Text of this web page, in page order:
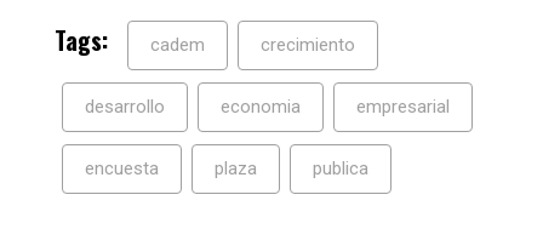
Tags: cadem crecimiento
desarrollo economia empresarial
encuesta plaza publica